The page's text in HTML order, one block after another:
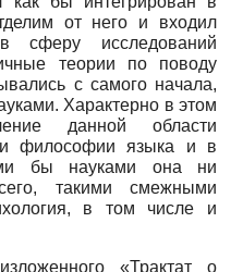
от него и входил
сферу исследований
теории по поводу
с самого начала,
Характерно в этом
данной области
философии языка и в
бы науками она ни
такими смежными
в том числе и
«Трактат о